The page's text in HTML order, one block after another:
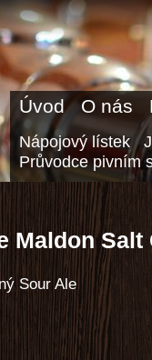
Úvod O nás
Nápojový lístek
Průvodce pivním
Maldon Salt
Sour Ale